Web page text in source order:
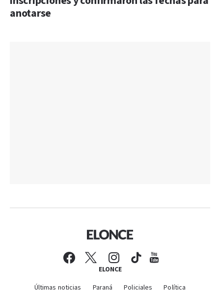
anotarse
ELONCE
Últimas noticias Paraná Policiales Política